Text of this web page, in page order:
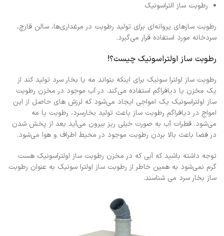
رطوبت ساز التراسونیک
رطوبت سازهای پروانه‌ای برای تولید رطوبت در مرغداری‌ها، سالن قارچ،
سردخانه مورد استفاده قرار می‌گیرد.
رطوبت ساز اولتراسونیک چیست؟!
رطوبت ساز اولترا سونیک برای اینکه بتواند مه یا بخار سرد تولید کند از
یک مخزن یا دیافراگم استفاده می‌کند. در آب موجود در مخزن رطوبت
ساز اولتراسونیک یک امواجی ایجاد می‌شود که لرزش های حاصل از این
امواج در دیافراگم رطوبت ساز باعث تولید بخارسرد، رطوبت یا مه
می‌شود. قطرات آب به صورت خیلی ریز بیرون می‌آید بعد از پخش شدن
در فضا باعث بالا بردن رطوبت موجود در محیط اطراف و هوا می‌شود.
توجه داشته باشید که آبی که در مخزن رطوبت ساز اولتراسونیک هست
گرم نمی‌شود به همین خاطر از رطوبت ساز اولترا سونیک به عنوان رطوبت
ساز بخار سرد می شناسند.